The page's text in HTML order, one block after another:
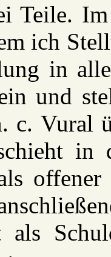
Teile.
ich
in
und
c. Vural
in